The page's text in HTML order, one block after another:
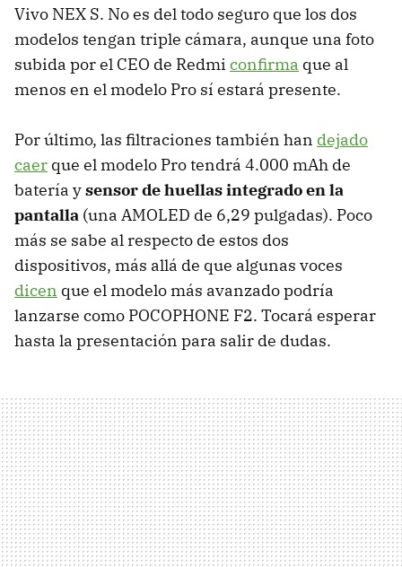
Vivo NEX S. No es del todo seguro que los dos
modelos tengan triple cámara, aunque una foto
subida por el CEO de Redmi confirma que al
menos en el modelo Pro sí estará presente.
Por último, las filtraciones también han dejado
caer que el modelo Pro tendrá 4.000 mAh de
batería ysensor de huellas integrado en la
pantalla (una AMOLED de 6,29 pulgadas). Poco
más se sabe al respecto de estos dos
dispositivos, más allá de que algunas voces
dicen que el modelo más avanzado podría
lanzarse como POCOPHONE F2. Tocará esperar
hasta la presentación para salir de dudas.